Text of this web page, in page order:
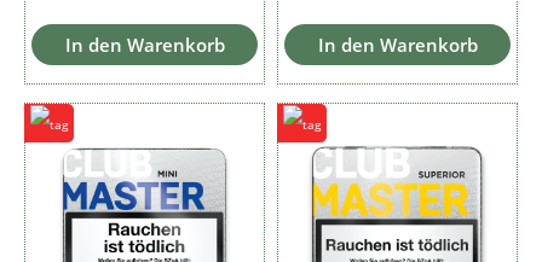
In den Warenkorb In den Warenkorb